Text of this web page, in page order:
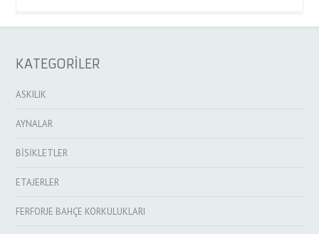
KATEGORİLER
ASKILIK
AYNALAR
BİSİKLETLER
ETAJERLER
FERFORJE BAHÇE KORKULUKLARI